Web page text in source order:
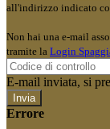
all'indirizzo indicato
Non hai una e-mail
tramite la Login
E-mail inviata, si
Errore